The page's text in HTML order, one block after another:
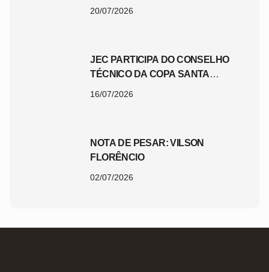
20/07/2026
JEC PARTICIPA DO CONSELHO
TÉCNICO DA COPA SANTA
16/07/2026
NOTA DE PESAR: VILSON
FLORÊNCIO
02/07/2026